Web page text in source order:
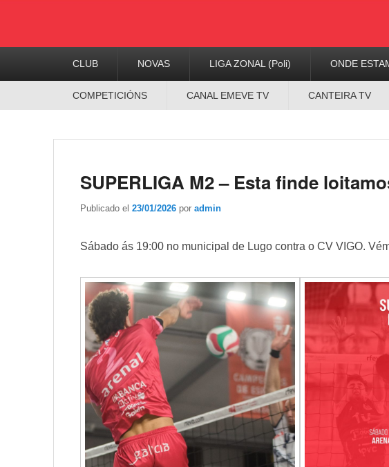
CLUB NOVAS LIGA ZONAL (Poli) ONDE
COMPETICIÓNS CANAL EMEVE TV CANTEIRA TV
SUPERLIGA M2 – Esta finde
Publicado el 23/01/2026 por admin
Sábado ás 19:00 no municipal de Lugo contra o CV VIGO.